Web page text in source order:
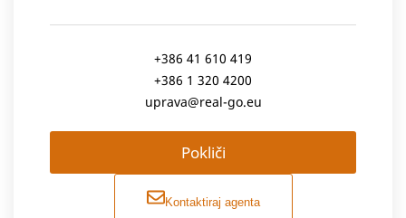
+386 41 610 419
+386 1 320 4200
uprava@real-go.eu
Pokliči
Kontaktiraj agenta